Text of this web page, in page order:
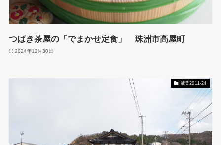
つばき茶屋の「でまかせ定食」 珠洲市高屋町
2024年12月30日
能登2011-24